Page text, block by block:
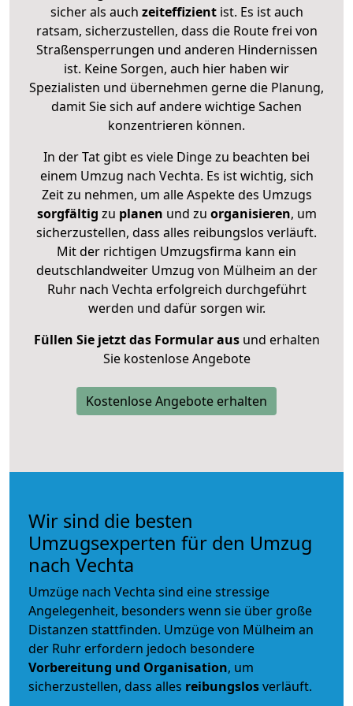
sicher als auch zeiteffizientist. Es ist auch
ratsam, sicherzustellen, dass die Route frei von
Straßensperrungen und anderen Hindernissen
ist. Keine Sorgen, auch hier haben wir
Spezialisten und übernehmen gerne die Planung,
damit Sie sich auf andere wichtige Sachen
konzentrieren können.
In der Tat gibt es viele Dinge zu beachten bei
einem Umzug nach Vechta. Es ist wichtig, sich
Zeit zu nehmen, um alle Aspekte des Umzugs
sorgfältig zu planen und zu organisieren, um
sicherzustellen, dass alles reibungslos verläuft.
Mit der richtigen Umzugsfirma kann ein
deutschlandweiter Umzug von Mülheim an der
Ruhr nach Vechta erfolgreich durchgeführt
werden und dafür sorgen wir.
Füllen Sie jetzt das Formular ausund erhalten
Sie kostenlose Angebote
Kostenlose Angebote erhalten
Wir sind die besten
Umzugsexperten für den Umzug
nach Vechta
Umzüge nach Vechta sind eine stressige
Angelegenheit, besonders wenn sie über große
Distanzen stattfinden. Umzüge von Mülheim an
der Ruhr erfordern jedoch besondere
Vorbereitung und Organisation, um
sicherzustellen, dass alles reibungslosverläuft.